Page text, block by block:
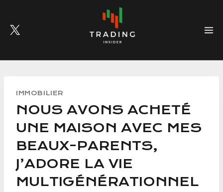
content
IMMOBILIER
NOUS AVONS ACHETÉ
UNE MAISON AVEC MES
BEAUX-PARENTS,
J’ADORE LA VIE
MULTIGÉNÉRATIONNEL